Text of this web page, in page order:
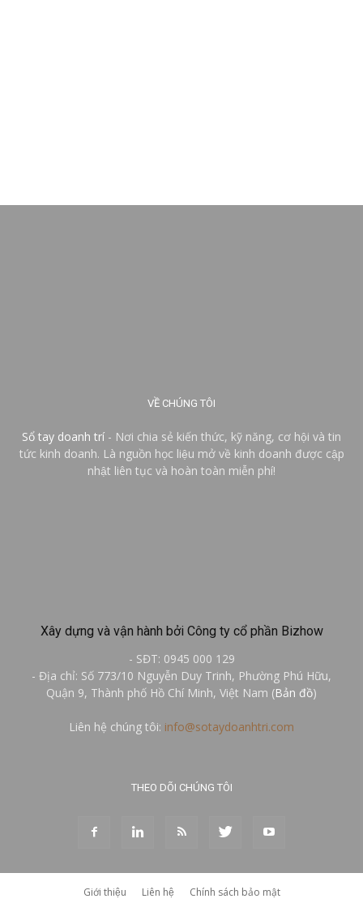
VỀ CHÚNG TÔI
Sổ tay doanh trí - Nơi chia sẻ kiến thức, kỹ năng, cơ hội và tin
tức kinh doanh. Là nguồn học liệu mở về kinh doanh được cập
nhật liên tục và hoàn toàn miễn phí!
Xây dựng và vận hành bởi Công ty cổ phần Bizhow
- SĐT: 0945 000 129
- Địa chỉ: Số 773/10 Nguyễn Duy Trinh, Phường Phú Hữu,
Quận 9, Thành phố Hồ Chí Minh, Việt Nam (Bản đồ)
Liên hệ chúng tôi: info@sotaydoanhtri.com
THEO DÕI CHÚNG TÔI
Giới thiệu Liên hệ Chính sách bảo mật